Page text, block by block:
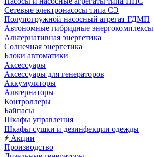
Сетевые электронасосы типа СЭ
Полупогружной насосный агрегат ГДМП
Автономные гибридные энергокомплексы
Альтернативная энергетика
Солнечная энергетика
Блоки автоматики
Аксессуары
Аксессуары для генераторов
Аккумуляторы
Альтернаторы
Контроллеры
Байпасы
Шкафы управления
Шкафы сушки и дезинфекции одежды
Акции
Производство